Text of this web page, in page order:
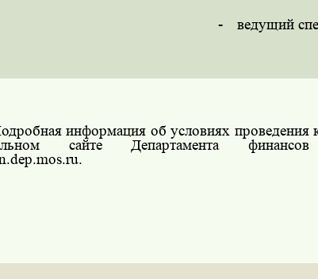
-
ведущий
информация об условиях проведения
сайте Департамента
.dep.mos.ru.